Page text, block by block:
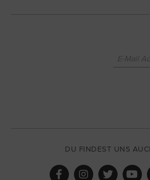
DU FINDEST UNS